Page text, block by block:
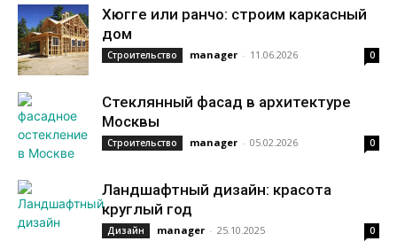
Хюгге или ранчо: строим каркасный
дом
Строительство manager - 11.06.2026 0
Стеклянный фасад в архитектуре
Москвы
Строительство manager - 05.02.2026 0
Ландшафтный дизайн: красота
круглый год
Дизайн manager - 25.10.2025 0